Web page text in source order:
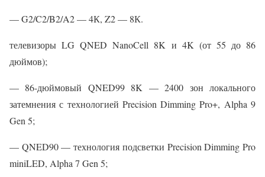
— G2/C2/B2/A2 — 4К, Z2 — 8К.
телевизоры LG QNED NanoCell 8K и 4K (от 55 до 86
дюймов);
— 86-дюймовый QNED99 8K — 2400 зон локального
затемнения с технологией Precision Dimming Pro+, Alpha 9
Gen 5;
— QNED90 — технология подсветки Precision Dimming Pro
miniLED, Alpha 7 Gen 5;